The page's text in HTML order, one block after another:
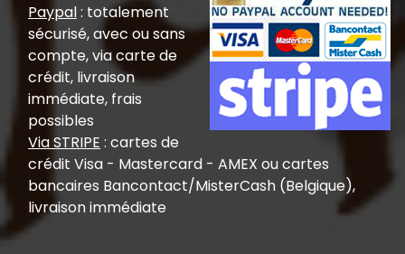
Paypal: totalement
sécurisé, avec ou sans
compte, via carte de
crédit, livraison
immédiate, frais
possibles
Via STRIPE : cartes de
crédit Visa - Mastercard - AMEX ou cartes
bancaires Bancontact/MisterCash (Belgique),
livraison immédiate